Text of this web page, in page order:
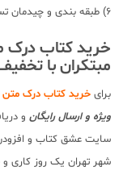
6) طبقه بندی و چیدمان تست‌ها از آسان به سخت
خرید کتاب درک
مبتکران با
برای خرید کتاب درک متن
ویژه و ارسال رایگان و
سایت عشق کتاب و
شهر تهران یک روز کاری و